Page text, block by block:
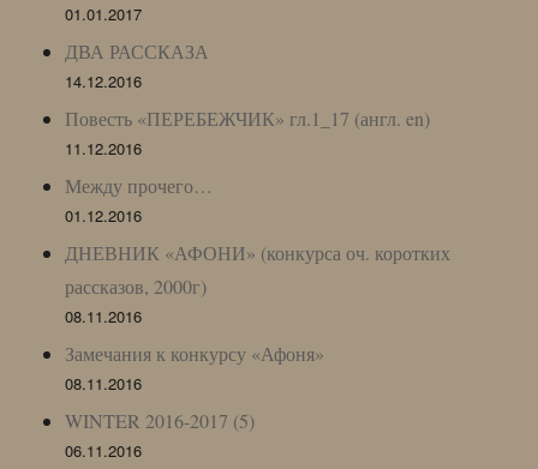
01.01.2017
ДВА РАССКАЗА
14.12.2016
Повесть «ПЕРЕБЕЖЧИК» гл.1_17 (англ. en)
11.12.2016
Между прочего…
01.12.2016
ДНЕВНИК «АФОНИ» (конкурса оч. коротких
рассказов, 2000г)
08.11.2016
Замечания к конкурсу «Афоня»
08.11.2016
WINTER 2016-2017 (5)
06.11.2016